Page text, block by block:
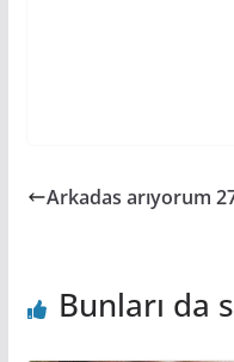
Arkadas arıyorum
Bunları da